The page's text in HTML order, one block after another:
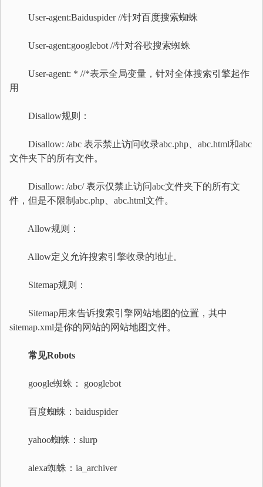
User-agent:Baiduspider //针对百度搜索蜘蛛
User-agent:googlebot //针对谷歌搜索蜘蛛
User-agent: * //*表示全局变量，针对全体搜索引擎起作
用
Disallow规则：
Disallow: /abc 表示禁止访问收录abc.php、abc.html和abc
文件夹下的所有文件。
Disallow: /abc/ 表示仅禁止访问abc文件夹下的所有文
件，但是不限制abc.php、abc.html文件。
Allow规则：
Allow定义允许搜索引擎收录的地址。
Sitemap规则：
Sitemap用来告诉搜索引擎网站地图的位置，其中
sitemap.xml是你的网站的网站地图文件。
常见Robots
google蜘蛛： googlebot
百度蜘蛛：baiduspider
yahoo蜘蛛：slurp
alexa蜘蛛：ia_archiver